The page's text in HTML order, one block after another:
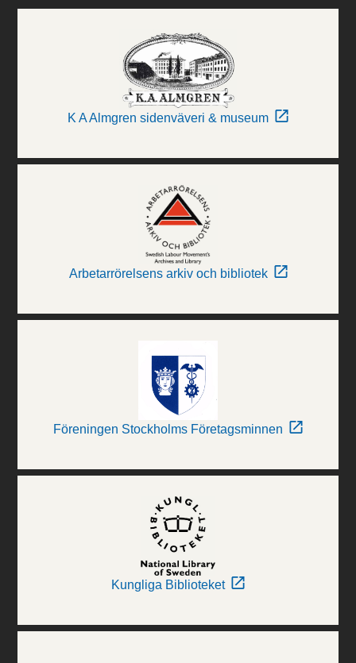
K A Almgren sidenväveri & museum
Arbetarrörelsens arkiv och bibliotek
Föreningen Stockholms Företagsminnen
Kungliga Biblioteket